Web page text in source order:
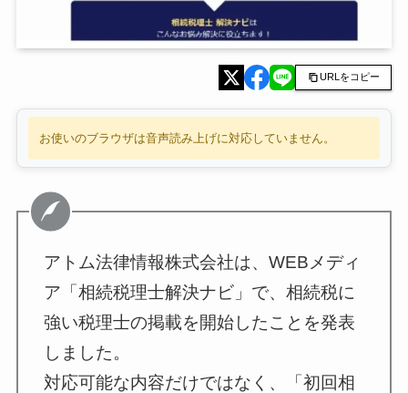
URLをコピー
お使いのブラウザは音声読み上げに対応していません。
アトム法律情報株式会社は、WEBメディ
ア「相続税理士解決ナビ」で、相続税に
強い税理士の掲載を開始したことを発表
しました。
対応可能な内容だけではなく、「初回相